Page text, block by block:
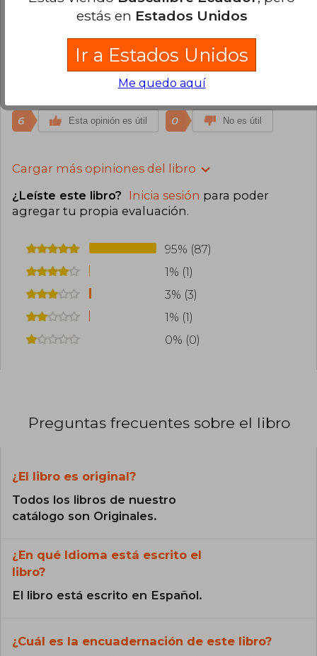
Esta opinión es útil 2 No es útil
Paula Vargas
Domingo 09 de Mayo,
Compra Verificada
6 Esta opinión es útil 0 No es útil
Cargar más opiniones del libro
¿Leíste este libro? Inicia sesión para poder
agregar tu propia evaluación.
95% (87)
1% (1)
3% (3)
1% (1)
0% (0)
Preguntas frecuentes sobre el libro
¿El libro es original?
Todos los libros de nuestro
catálogo son Originales.
¿En qué Idioma está escrito el
libro?
El libro está escrito en Español.
¿Cuál es la encuadernación de este libro?
estás en Estados Unidos
Ir a Estados Unidos
Me quedo aquí